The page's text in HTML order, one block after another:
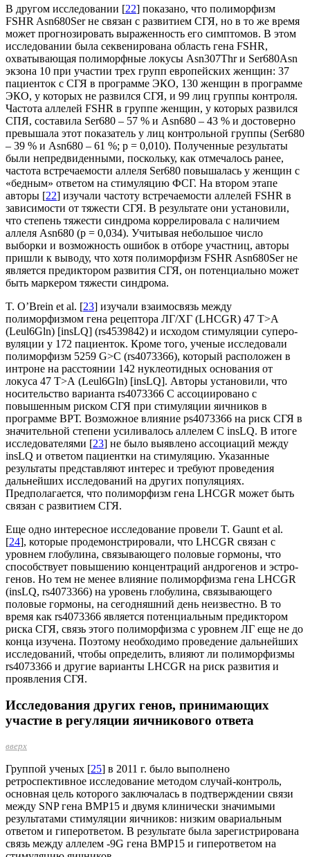
В другом исследовании [22] показано, что полиморфизм
FSHR Asn680Ser не связан с разви­тием СГЯ, но в то же время
может прогнозиро­вать выраженность его симптомов. В этом
исследовании была секвенирована область гена FSHR,
охватывающая полиморфные локусы Asn307Thr и Ser680Asn
экзона 10 при участии трех групп европейских женщин: 37
пациенток с СГЯ в программе ЭКО, 130 женщин в программе
ЭКО, у которых не развился СГЯ, и 99 лиц группы контроля.
Частота аллелей FSHR в группе женщин, у которых развился
СПЯ, соста­вила Ser680 – 57 % и Asn680 – 43 % и достоверно
превышала этот показатель у лиц контрольной группы (Ser680
– 39 % и Asn680 – 61 %; р = 0,010). Полученные результаты
были непредвиденными, поскольку, как отмечалось ранее,
частота встречаемости аллеля Ser680 повышалась у женщин с
«бедным» ответом на стимуляцию ФСГ. На втором этапе
авторы [22] изучали частоту встречаемости аллелей FSHR в
зависимости от тяжести СГЯ. В результате они установили,
что степень тяжес­ти синдрома коррелировала с наличием
аллеля Asn680 (p = 0,034). Учитывая небольшое число
выборки и возможность ошибок в отборе участниц, авторы
пришли к выводу, что хотя полиморфизм FSHR Asn680Ser не
является предиктором развития СГЯ, он потенци­ально может
быть маркером тяжести синдрома.
T. O’Brein et al. [23] изучали взаимосвязь между
полиморфизмом гена рецептора ЛГ/ХГ (LHCGR) 47 Т>А
(Leul6Gln) [insLQ] (rs4539842) и исходом стимуляции суперо­
вуляции у 172 пациенток. Кроме того, ученые исследовали
полиморфизм 5259 G>C (rs4073366), который расположен в
интроне на расстоянии 142 нуклео­тидных основания от
локуса 47 Т>А (Leul6Gln) [insLQ]. Авторы установили, что
носительство варианта rs4073366 С ассоци­ировано с
повышенным риском СГЯ при стимуляции яичников в
программе ВРТ. Возможное вли­яние ps4073366 на риск СГЯ в
значительной сте­пени усиливалось аллелем С insLQ. В итоге
исследователями [23] не было выявлено ассоциаций между
insLQ и ответом пациентки на стимуляцию. Указанные
результаты представляют интерес и требуют проведения
дальнейших исследований на других популяциях.
Предполагается, что полиморфизм гена LHCGR может быть
связан с развитием СГЯ.
Еще одно интересное исследование провели T. Gaunt et al.
[24], которые продемонстрировали, что LHCGR связан с
уровнем глобулина, связывающего половые гормоны, что
способствует повышению концентраций андрогенов и эстро­
генов. Но тем не менее влияние полиморфизма гена LHCGR
(insLQ, rs4073366) на уровень глобулина, связывающего
половые гормоны, на сегодняшний день неизвестно. В то
время как rs4073366 явля­ется потенциальным предиктором
риска СГЯ, связь этого полиморфизма с уровнем ЛГ еще не до
конца изучена. Поэтому необходимо проведение дальнейших
исследований, чтобы определить, влияют ли поли­морфизмы
rs4073366 и другие варианты LHCGR на риск развития и
проявления СГЯ.
Исследования других генов, принимающих
участие в регуляции яичникового ответа
вверх
Группой ученых [25] в 2011 г. было выполнено
ретроспективное исследование методом случай-контроль,
основная цель которого заключалась в подтверждении связи
между SNP гена ВМР15 и двумя клинически значимыми
результатами стимуляции яичников: низким овариальным
ответом и гиперответом. В результате была зарегистрирована
связь между аллелем -9G гена ВМР15 и гиперответом на